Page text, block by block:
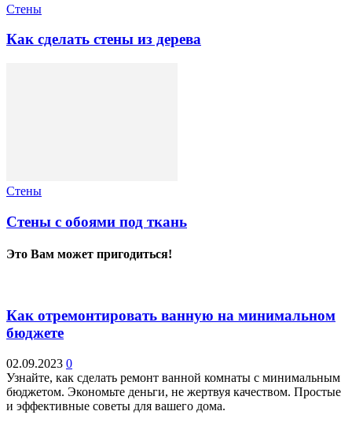
Стены
Как сделать стены из дерева
Стены
Стены с обоями под ткань
Это Вам может пригодиться!
Как отремонтировать ванную на минимальном
бюджете
02.09.2023 0
Узнайте, как сделать ремонт ванной комнаты с минимальным
бюджетом. Экономьте деньги, не жертвуя качеством. Простые
и эффективные советы для вашего дома.